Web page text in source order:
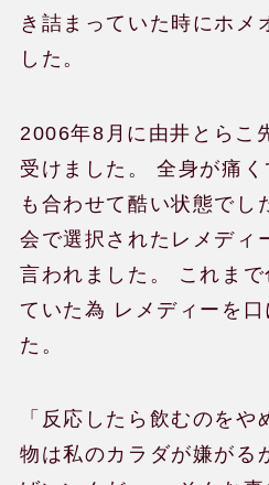
き詰まっていた時にホメ
した。
2006年8月に由井とらこ
受けました。 全身が痛く
も合わせて酷い状態でし
会で選択されたレメディ
言われました。 これま
ていた為 レメディーを
た。
「反応したら飲むのを
物は私のカラダが嫌がる